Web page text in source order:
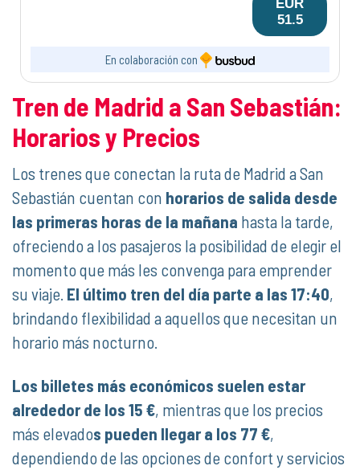
EUR
51.5
En colaboración con
Tren de Madrid a San Sebastián:
Horarios y Precios
Los trenes que conectan la ruta de Madrid a San
Sebastián cuentan con horarios de salida desde
las primeras horas de la mañana hasta la tarde,
ofreciendo a los pasajeros la posibilidad de elegir el
momento que más les convenga para emprender
su viaje. El último tren del día parte a las 17:40,
brindando flexibilidad a aquellos que necesitan un
horario más nocturno.
Los billetes más económicos suelen estar
alrededor de los 15 €, mientras que los precios
más elevados pueden llegar a los 77 €,
dependiendo de las opciones de confort y servicios